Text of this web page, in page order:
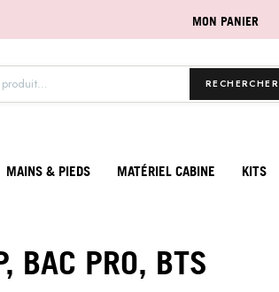
MON PANIER
RECHERCHER
MAINS & PIEDS MATÉRIEL CABINE KITS
BAC PRO, BTS